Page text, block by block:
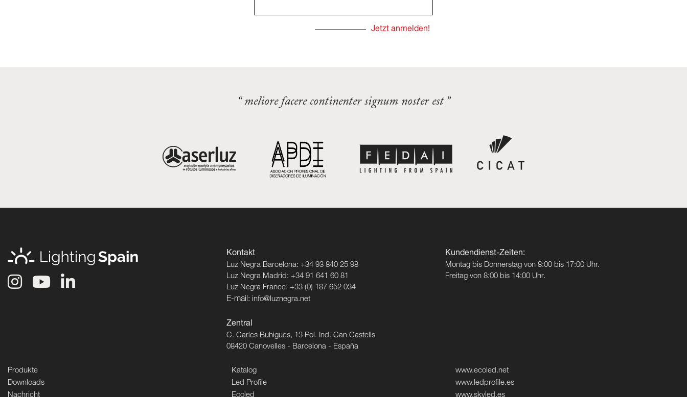
“ meliore facere continenter signum noster est ”
Kontakt
Luz Negra Barcelona: +34 93 840 25 98
Luz Negra Madrid: +34 91 641 60 81
Luz Negra France: +33 (0) 187 652 034
E-mail: info@luznegra.net
Zentral
C. Carles Buhigues, 13 Pol. Ind. Can Castells
08420 Canovelles - Barcelona - España
Kundendienst-Zeiten:
Montag bis Donnerstag von 8:00 bis 17:00 Uhr.
Freitag von 8:00 bis 14:00 Uhr.
Produkte
Downloads
Nachricht
Katalog
Led Profile
Ecoled
www.ecoled.net
www.ledprofile.es
www.skyled.es